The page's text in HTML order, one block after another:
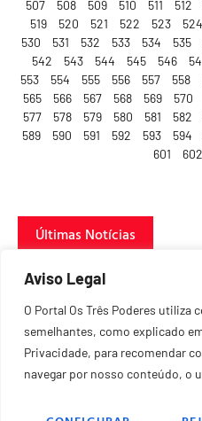
Aviso Legal
O Portal Os Três Poderes utiliza
semelhantes, como explicado
Privacidade, para recomendar
navegar por nosso conteúdo, o
507
508 509 510 511 512
519
520 521 522 523 524
530
531 532 533 534 535
542
543 544 545 546
553
554 555 556 557 558
565
566 567 568 569 570
577
578 579 580 581 582
589
590 591 592 593 594
601
602
Últimas Notícias